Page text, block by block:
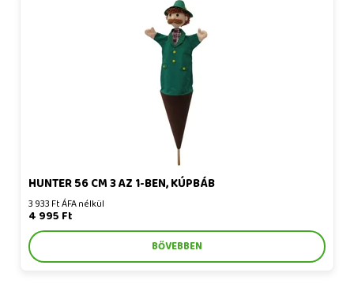
Hunter 56 cm 3 az 1-ben, kúpbáb
HUNTER 56 CM 3 AZ 1-BEN, KÚPBÁB
3 933 Ft ÁFA nélkül
4 995 Ft
BŐVEBBEN